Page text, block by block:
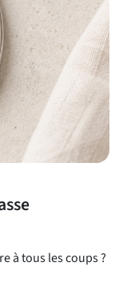
à tous les coups ?